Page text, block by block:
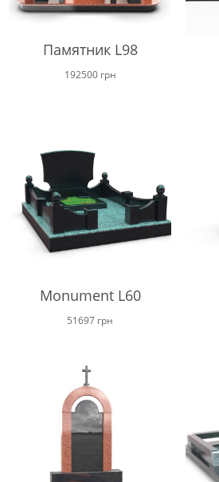
Памятник L98
192500 грн
Monument L60
51697 грн